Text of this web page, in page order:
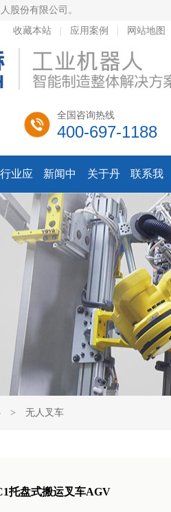
股份有限公司。
收藏本站
应用案例 网站地图
全国咨询热线
400-697-1188
行业应
用方案
新闻中
心
关于丹
巴赫
联系我
们
> 无人叉车
托盘式搬运叉车AGV